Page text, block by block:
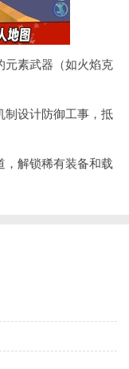
元素武器（如火焰克
制设计防御工事，抵
，解锁稀有装备和载